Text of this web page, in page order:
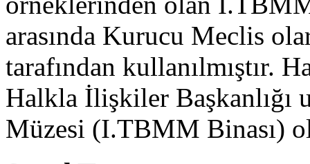
arasında Kurucu Meclis
tarafından kullanılmıştır.
Halkla İlişkiler Başkanlığı
Müzesi (I.TBMM Binası)